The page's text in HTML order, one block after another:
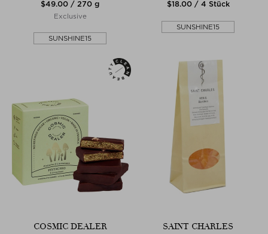
$‌49.00 / 270 g
Exclusive
SUNSHINE15
$‌18.00 / 4 Stück
SUNSHINE15
COSMIC DEALER SAINT CHARLES